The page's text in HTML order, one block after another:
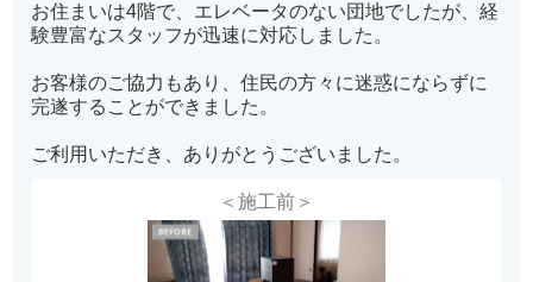
お住まいは4階で、エレベータのない団地でしたが、経
験豊富なスタッフが迅速に対応しました。
お客様のご協力もあり、住民の方々に迷惑にならずに
完遂することができました。
ご利用いただき、ありがとうございました。
＜施工前＞